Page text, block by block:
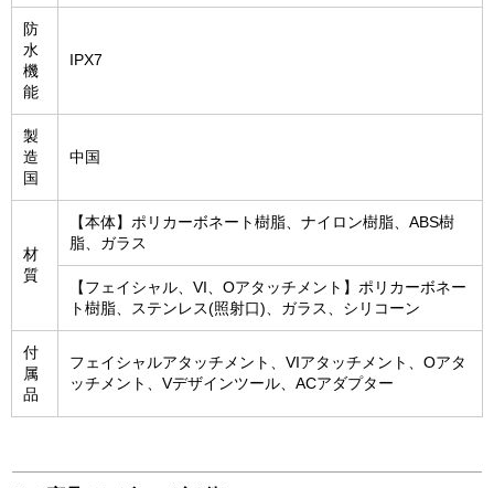
防
水
機
能
IPX7
製
造
国
中国
材
質
【本体】ポリカーボネート樹脂、ナイロン樹脂、ABS樹
脂、ガラス
【フェイシャル、VI、Oアタッチメント】ポリカーボネー
ト樹脂、ステンレス(照射口)、ガラス、シリコーン
付
属
品
フェイシャルアタッチメント、VIアタッチメント、Oアタ
ッチメント、Vデザインツール、ACアダプター